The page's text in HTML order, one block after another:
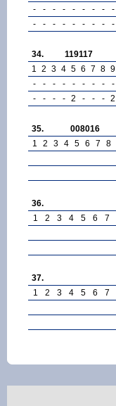
-
- - - - - - - -
-
- - - - - - - -
34. 119117
1 2 3 4 5 6 7 8 9
-
- - - - - - - -
-
- - - 2 - - - 2
35. 008016
1
2 3 4 5 6 7 8
36.
1
2 3 4 5 6 7
37.
1
2 3 4 5 6 7